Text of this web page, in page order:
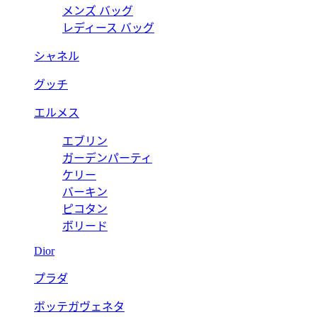
メンズ バッグ
レディース バッグ
シャネル
グッチ
エルメス
エブリン
ガーデンパーティ
ケリー
バーキン
ピコタン
ボリード
Dior
プラダ
ボッテガヴェネタ